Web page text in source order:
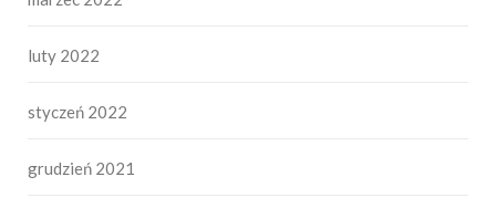
luty 2022
styczeń 2022
grudzień 2021